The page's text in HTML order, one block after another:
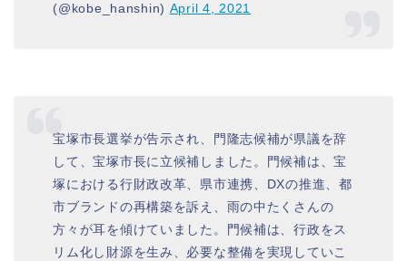
(@kobe_hanshin) April 4, 2021
宝塚市長選挙が告示され、門隆志候補が県議を辞
して、宝塚市長に立候補しました。門候補は、宝
塚における行財政改革、県市連携、DXの推進、都
市ブランドの再構築を訴え、雨の中たくさんの
方々が耳を傾けていました。門候補は、行政をス
リム化し財源を生み、必要な整備を実現していこ